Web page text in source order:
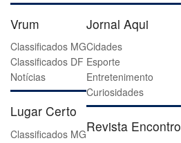
Vrum
Classificados MG
Classificados DF
Notícias
Lugar Certo
Classificados MG
Jornal Aqui
Cidades
Esporte
Entretenimento
Curiosidades
Revista Encontro